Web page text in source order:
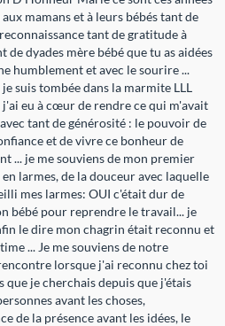
mamans et à leurs bébés tant de
tant de gratitude à
de dyades mère bébé que tu as aidées
humblement et avec le sourire ...
suis tombée dans la marmite LLL
j'ai eu à cœur de rendre ce qui m'avait
tant de générosité : le pouvoir de
et de vivre ce bonheur de
... je me souviens de mon premier
larmes, de la douceur avec laquelle
mes larmes: OUI c'était dur de
bébé pour reprendre le travail... je
le dire mon chagrin était reconnu et
... Je me souviens de notre
lorsque j'ai reconnu chez toi
que je cherchais depuis que j'étais
avant les choses,
de la présence avant les idées, le